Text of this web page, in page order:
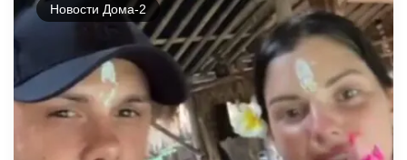
Новости Дома-2